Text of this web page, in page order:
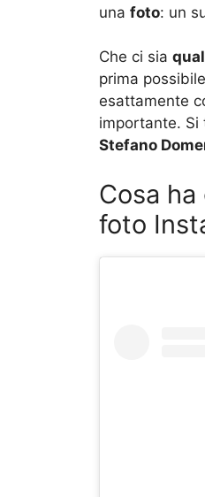
una foto: un
Che ci sia
prima
esattamente
importante.
Stefano
Cosa
foto